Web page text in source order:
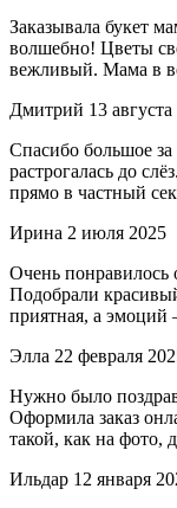
Заказывала букет
волшебно! Цветы
вежливый. Мама в
Дмитрий 13
Спасибо большое
растрогалась до
прямо в частный
Ирина 2 июля 2025
Очень понравилось
Подобрали
приятная, а
Элла 22 февраля
Нужно было
Оформила заказ
такой, как на фото,
Ильдар 12 января